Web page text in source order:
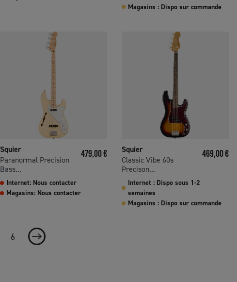
Magasins : Dispo sur commande
Squier
Paranormal Precision
Bass...
Prix
479,00 €
Internet: Nous contacter
Magasins: Nous contacter
Squier
Classic Vibe 60s
Precison...
Prix
469,00 €
Internet : Dispo sous 1-2
semaines
Magasins : Dispo sur commande
6 Suivant